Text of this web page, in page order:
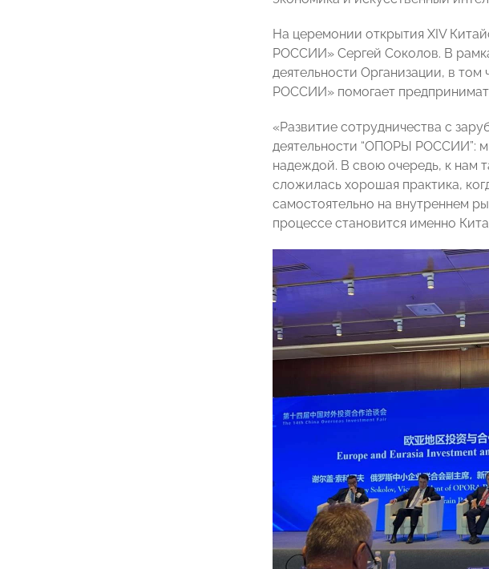
На церемонии открытия XIV
РОССИИ» Сергей Соколов. В
деятельности Организации, в
РОССИИ» помогает
«Развитие сотрудничества с
деятельности “ОПОРЫ РОССИИ”:
надеждой. В свою очередь, к нам
сложилась хорошая практика,
самостоятельно на внутреннем
процессе становится именно